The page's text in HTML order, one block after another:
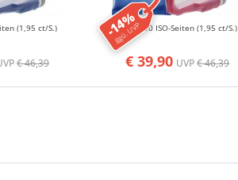
€ 46,39
(1,95 ct/S.) -14%
ggü. UVP
€ 39,90 UVP€ 46,39
2000 ISO-Seiten(1,95 ct/S.)